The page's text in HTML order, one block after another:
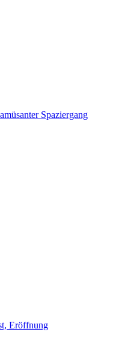
Spaziergang
Eröffnung